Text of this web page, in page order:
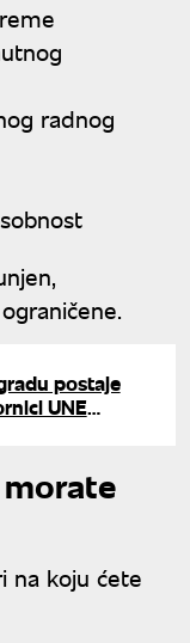
radnog
postaje
UNE
morate
na koju ćete